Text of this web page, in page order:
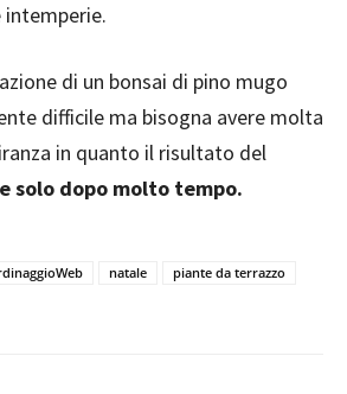
intemperie.
di un bonsai di pino mugo
difficile ma bisogna avere molta
in quanto il risultato del
solo dopo molto tempo.
natale
piante da terrazzo